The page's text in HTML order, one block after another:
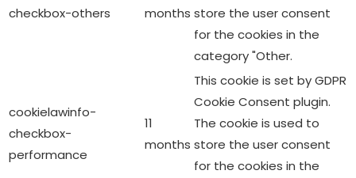
checkbox-others
months store the user consent
for the cookies in the
category "Other.
cookielawinfo-
checkbox-
performance
11
months
This cookie is set by GDPR
Cookie Consent plugin.
The cookie is used to
store the user consent
for the cookies in the